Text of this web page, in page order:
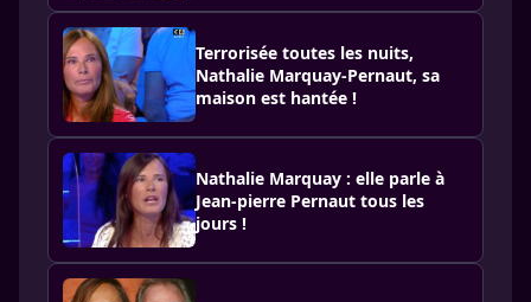
Terrorisée toutes les nuits,
Nathalie Marquay-Pernaut, sa
maison est hantée !
Nathalie Marquay : elle parle à
Jean-pierre Pernaut tous les
jours !